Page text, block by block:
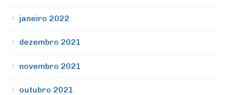
janeiro 2022
dezembro 2021
novembro 2021
outubro 2021